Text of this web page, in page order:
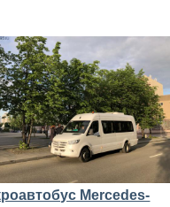
Mercedes-